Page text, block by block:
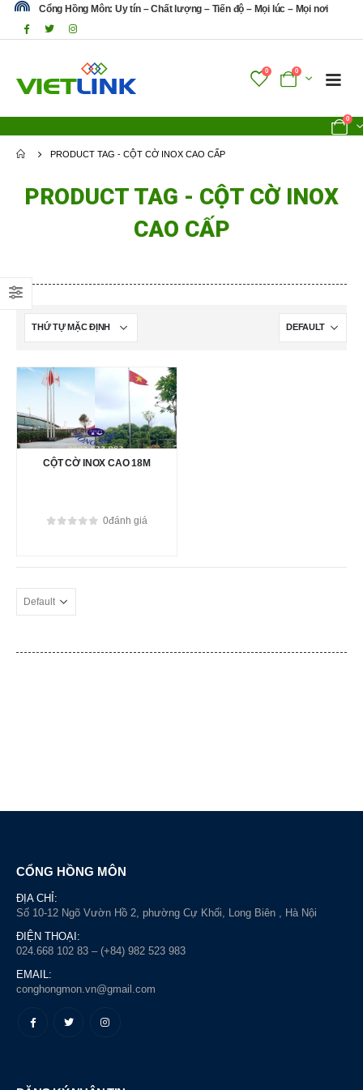
Cổng Hồng Môn: Uy tín – Chất lượng – Tiến độ – Mọi lúc – Mọi nơi
0 0
0
PRODUCT TAG - CỘT CỜ INOX CAO CẤP
PRODUCT TAG - CỘT CỜ INOX
CAO CẤP
CỘT CỜ INOX CAO 18M
0đánh giá
CỔNG HỒNG MÔN
ĐỊA CHỈ:
Số 10-12 Ngõ Vườn Hồ 2, phường Cự Khối, Long Biên , Hà Nội
ĐIỆN THOẠI:
024.668 102 83 – (+84) 982 523 983
EMAIL:
conghongmon.vn@gmail.com